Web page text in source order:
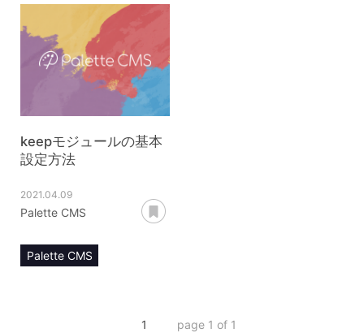
リリースノート
keepモジュールの基本
設定方法
2021.04.09
Palette CMS
Palette CMS
1
page 1 of 1